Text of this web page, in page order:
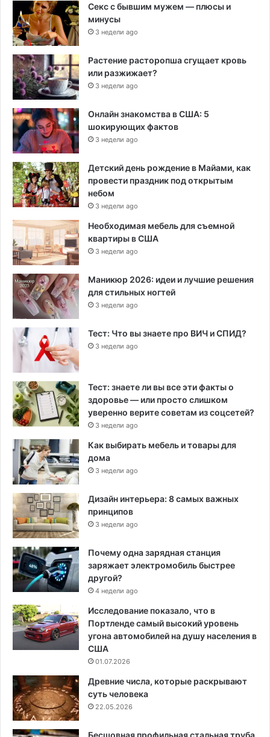
Секс с бывшим мужем — плюсы и
минусы
3 недели ago
Растение расторопша сгущает кровь
или разжижает?
3 недели ago
Онлайн знакомства в США: 5
шокирующих фактов
3 недели ago
Детский день рождение в Майами, как
провести праздник под открытым
небом
3 недели ago
Необходимая мебель для съемной
квартиры в США
3 недели ago
Маникюр 2026: идеи и лучшие решения
для стильных ногтей
3 недели ago
Тест: Что вы знаете про ВИЧ и СПИД?
3 недели ago
Тест: знаете ли вы все эти факты о
здоровье — или просто слишком
уверенно верите советам из соцсетей?
3 недели ago
Как выбирать мебель и товары для
дома
3 недели ago
Дизайн интерьера: 8 самых важных
принципов
3 недели ago
Почему одна зарядная станция
заряжает электромобиль быстрее
другой?
4 недели ago
Исследование показало, что в
Портленде самый высокий уровень
угона автомобилей на душу населения в
США
01.07.2026
Древние числа, которые раскрывают
суть человека
22.05.2026
Бесшовная профильная стальная труба